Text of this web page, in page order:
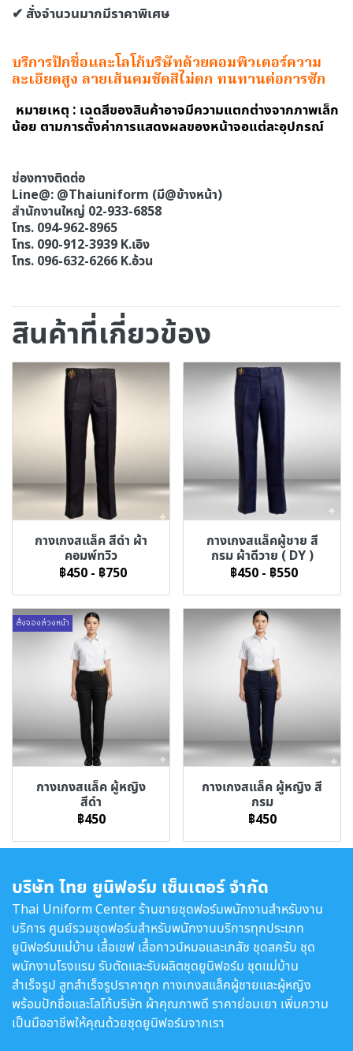
✔ สั่งจำนวนมากมีราคาพิเศษ
บริการปักชื่อและโลโก้บริษัทด้วยคอมพิวเตอร์ความ
ละเอียดสูง ลายเส้นคมชัดสีไม่ตก ทนทานต่อการซัก
หมายเหตุ : เฉดสีของสินค้าอาจมีความแตกต่างจากภาพเล็ก
น้อย ตามการตั้งค่าการแสดงผลของหน้าจอแต่ละอุปกรณ์
ช่องทางติดต่อ
Line@: @Thaiuniform (มี@ข้างหน้า)
สำนักงานใหญ่ 02-933-6858
โทร. 094-962-8965
โทร. 090-912-3939 K.เอิง
โทร. 096-632-6266 K.อ้วน
สินค้าที่เกี่ยวข้อง
กางเกงสแล็ค สีดำ ผ้า
คอมพ์ทวิว
฿450 - ฿750
กางเกงสแล็คผู้ชาย สี
กรม ผ้าดีวาย ( DY )
฿450 - ฿550
สั่งจองล่วงหน้า
กางเกงสแล็ค ผู้หญิง
สีดำ
฿450
กางเกงสแล็ค ผู้หญิง สี
กรม
฿450
บริษัท ไทย ยูนิฟอร์ม เซ็นเตอร์ จำกัด
Thai Uniform Center ร้านขายชุดฟอร์มพนักงานสำหรับงาน
บริการ ศูนย์รวมชุดฟอร์มสำหรับพนักงานบริการทุกประเภท
ยูนิฟอร์มแม่บ้าน เสื้อเชฟ เสื้อกาวน์หมอและเภสัช ชุดสครับ ชุด
พนักงานโรงแรม รับตัดและรับผลิตชุดยูนิฟอร์ม ชุดแม่บ้าน
สำเร็จรูป สูทสำเร็จรูปราคาถูก กางเกงสแล็คผู้ชายและผู้หญิง
พร้อมปักชื่อและโลโก้บริษัท ผ้าคุณภาพดี ราคาย่อมเยา เพิ่มความ
เป็นมืออาชีพให้คุณด้วยชุดยูนิฟอร์มจากเรา